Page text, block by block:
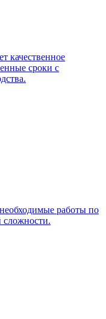
качественное
сроки с
работы по
сложности.